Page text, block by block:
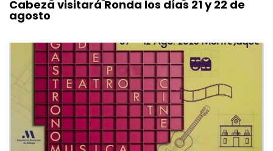
Cabeza visitará Ronda los días 21 y 22 de
agosto